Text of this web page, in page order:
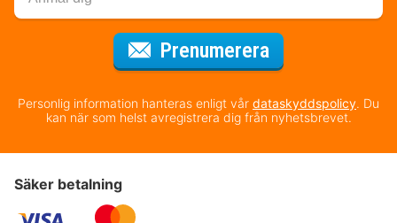
Prenumerera
Personlig information hanteras enligt vår dataskyddspolicy. Du
kan när som helst avregistrera dig från nyhetsbrevet.
Säker betalning